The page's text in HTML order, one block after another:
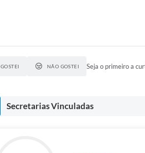
GOSTEI NÃO GOSTEI Seja o primeiro a
Secretarias Vinculadas